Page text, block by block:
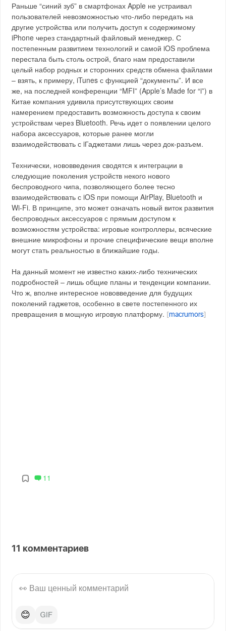
Раньше “синий зуб” в смартфонах Apple не устраивал
пользователей невозможностью что-либо передать на
другие устройства или получить доступ к содержимому
iPhone через стандартный файловый менеджер. С
постепенным развитием технологий и самой iOS проблема
перестала быть столь острой, благо нам предоставили
целый набор родных и сторонних средств обмена файлами
– взять, к примеру, iTunes с функцией “документы”. И все
же, на последней конференции “MFI” (Apple’s Made for “i”) в
Китае компания удивила присутствующих своим
намерением предоставить возможность доступа к своим
устройствам через Bluetooth. Речь идет о появлении целого
набора аксессуаров, которые ранее могли
взаимодействовать с iГаджетами лишь через док-разъем.
Технически, нововведения сводятся к интеграции в
следующие поколения устройств некого нового
беспроводного чипа, позволяющего более тесно
взаимодействовать с iOS при помощи AirPlay, Bluetooth и
Wi-Fi. В принципе, это может означать новый виток развития
беспроводных аксессуаров с прямым доступом к
возможностям устройства: игровые контроллеры, всяческие
внешние микрофоны и прочие специфические вещи вполне
могут стать реальностью в ближайшие годы.
На данный момент не известно каких-либо технических
подробностей – лишь общие планы и тенденции компании.
Что ж, вполне интересное нововведение для будущих
поколений гаджетов, особенно в свете постепенного их
превращения в мощную игровую платформу.
[macrumors
11
11 комментариев
😊